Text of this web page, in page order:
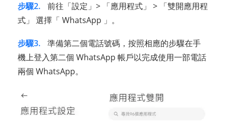
步驟2.
前往「設定」> 「應用程式」 > 「雙開應用程
式」 選擇「 WhatsApp 」。
步驟3.
準備第二個電話號碼，按照相應的步驟在手
機上登入第二個 WhatsApp 帳戶以完成使用一部電話
兩個 WhatsApp。